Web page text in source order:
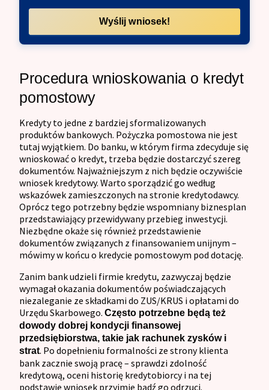
Wyślij wniosek!
Procedura wnioskowania o kredyt
pomostowy
Kredyty to jedne z bardziej sformalizowanych
produktów bankowych. Pożyczka pomostowa nie jest
tutaj wyjątkiem. Do banku, w którym firma zdecyduje się
wnioskować o kredyt, trzeba będzie dostarczyć szereg
dokumentów. Najważniejszym z nich będzie oczywiście
wniosek kredytowy. Warto sporządzić go według
wskazówek zamieszczonych na stronie kredytodawcy.
Oprócz tego potrzebny będzie wspomniany biznesplan
przedstawiający przewidywany przebieg inwestycji.
Niezbędne okaże się również przedstawienie
dokumentów związanych z finansowaniem unijnym –
mówimy w końcu o kredycie pomostowym pod dotację.
Zanim bank udzieli firmie kredytu, zazwyczaj będzie
wymagał okazania dokumentów poświadczających
niezaleganie ze składkami do ZUS/KRUS i opłatami do
Urzędu Skarbowego. Często potrzebne będą też
dowody dobrej kondycji finansowej
przedsiębiorstwa, takie jak rachunek zysków i
strat. Po dopełnieniu formalności ze strony klienta
bank zacznie swoją pracę – sprawdzi zdolność
kredytową, oceni historię kredytobiorcy i na tej
podstawie wniosek przyjmie bądź go odrzuci.